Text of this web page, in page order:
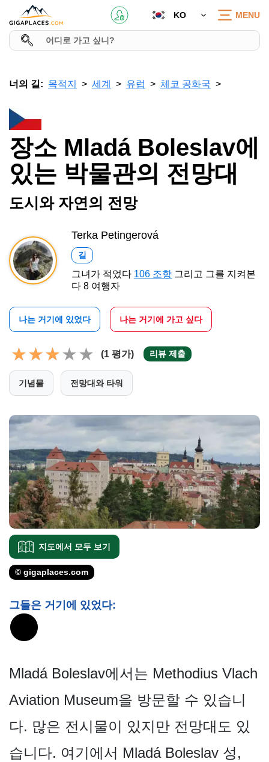
KO MENU
너의 길: 목적지 세계 유럽 체코 공화국
장소 Mladá Boleslav에
있는 박물관의 전망대
도시와 자연의 전망
Terka Petingerová
길
그녀가 적었다 106 조항 그리고 그를 지켜본
다 8 여행자
나는 거기에 있었다 나는 거기에 가고 싶다
(1 평가) 리뷰 제출
기념물 전망대와 타워
지도에서 모두 보기
© gigaplaces.com
그들은 거기에 있었다:
Mladá Boleslav에서는 Methodius Vlach
Aviation Museum을 방문할 수 있습니
다. 많은 전시물이 있지만 전망대도 있
습니다. 여기에서 Mladá Boleslav 성,